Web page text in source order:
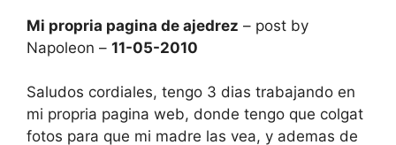
Mi propria pagina de ajedrez – post by
Napoleon – 11-05-2010
Saludos cordiales, tengo 3 dias trabajando en
mi propria pagina web, donde tengo que colgat
fotos para que mi madre las vea, y ademas de